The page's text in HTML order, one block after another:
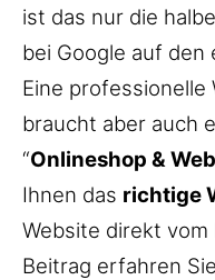
ist das nur die
bei Google auf den
Eine professionelle
braucht aber auch
“Onlineshop &
Ihnen das richtige
Website direkt
Beitrag erfahren